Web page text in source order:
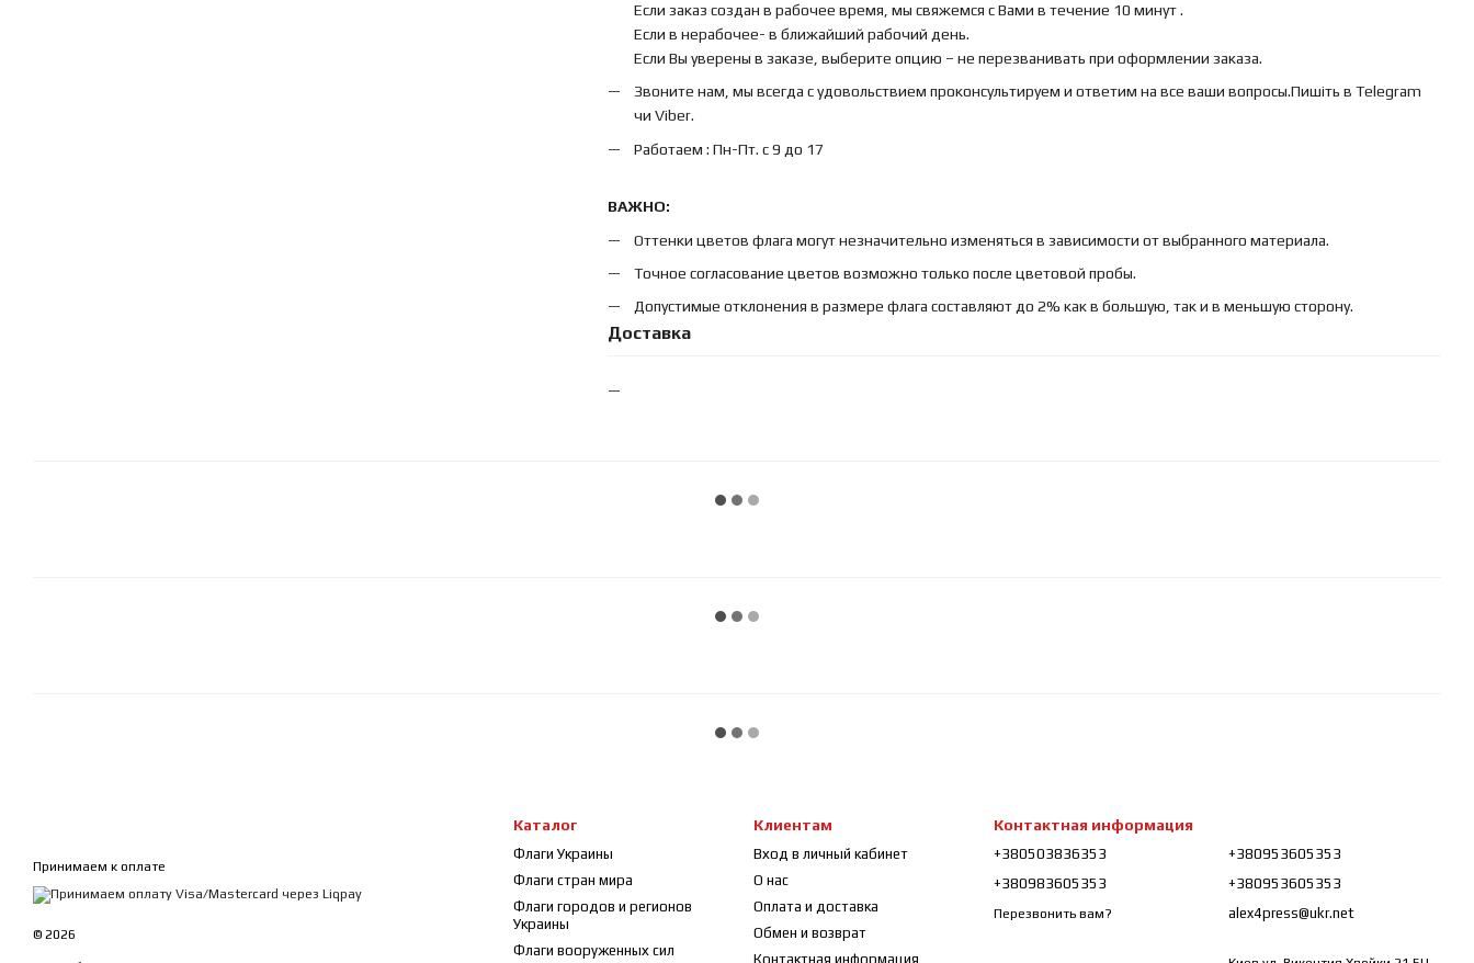
Если заказ создан в рабочее время, мы свяжемся с Вами в течение 10 минут .
Если в нерабочее- в ближайший рабочий день.
Если Вы уверены в заказе, выберите опцию – не перезванивать при оформлении заказа.
Звоните нам, мы всегда с удовольствием проконсультируем и ответим на все ваши вопросы.Пишіть в Telegram
чи Viber.
Работаем : Пн-Пт. с 9 до 17
ВАЖНО:
Оттенки цветов флага могут незначительно изменяться в зависимости от выбранного материала.
Точное согласование цветов возможно только после цветовой пробы.
Допустимые отклонения в размере флага составляют до 2% как в большую, так и в меньшую сторону.
Доставка
Принимаем к оплате
© 2026
Каталог
Флаги Украины
Флаги стран мира
Флаги городов и регионов
Украины
Флаги вооруженных сил
Клиентам
Вход в личный кабинет
О нас
Оплата и доставка
Обмен и возврат
Контактная информация
Контактная информация
+380503836353
+380983605353
Перезвонить вам?
+380953605353
+380953605353
alex4press@ukr.net